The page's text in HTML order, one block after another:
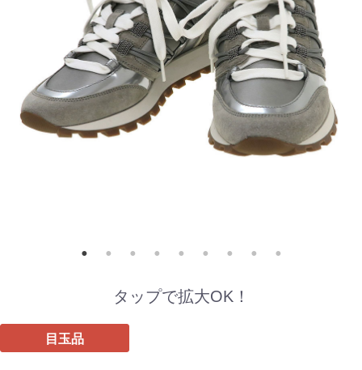
タップで拡大OK！
目玉品